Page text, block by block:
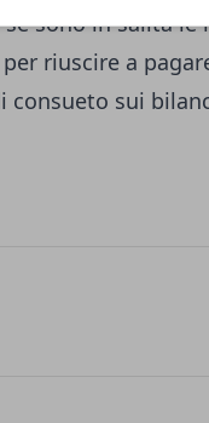
sono in salita le
riuscire a
consueto sui